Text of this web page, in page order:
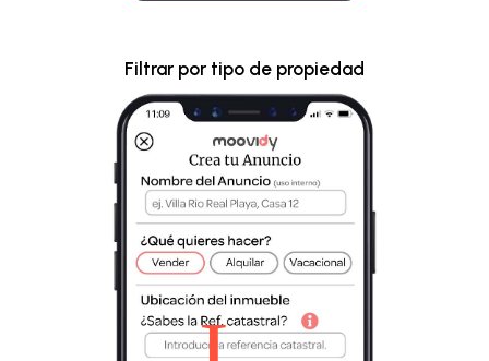
Filtrar por tipo de propiedad